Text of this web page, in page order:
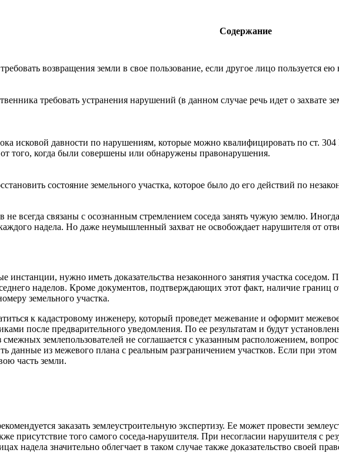
Содержание
возвращения земли в свое пользование, если другое лицо пользуется ею
требовать устранения нарушений (в данном случае речь идет о захвате
исковой давности по нарушениям, которые можно квалифицировать по ст.
того, когда были совершены или обнаружены правонарушения.
состояние земельного участка, которое было до его действий по
всегда связаны с осознанным стремлением соседа занять чужую землю.
надела. Но даже неумышленный захват не освобождает нарушителя от
нужно иметь доказательства незаконного занятия участка соседом.
наделов. Кроме документов, подтверждающих этот факт, наличие границ
земельного участка.
к кадастровому инженеру, который проведет межевание и оформит
после предварительного уведомления. По ее результатам и будут
землепользователей не соглашается с указанным расположением,
данные из межевого плана с реальным разграничением участков. Если при этом
часть земли.
заказать землеустроительную экспертизу. Ее может провести
присутствие того самого соседа-нарушителя. При несогласии нарушителя с
надела значительно облегчает в таком случае также доказательство своей